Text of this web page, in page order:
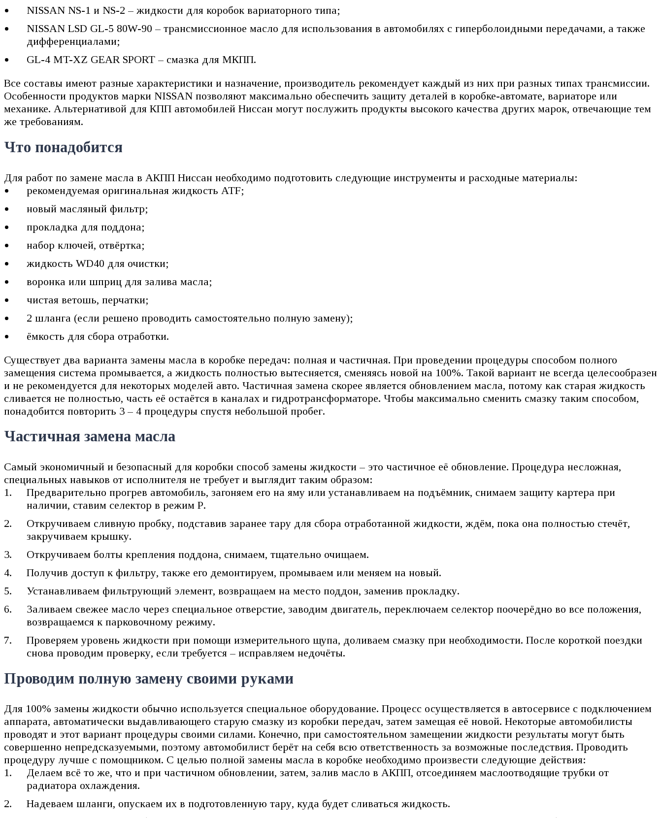
NISSAN NS-1 и NS-2 – жидкости для коробок вариаторного типа;
NISSAN LSD GL-5 80W-90 – трансмиссионное масло для использования в автомобилях с гиперболоидными передачами, а также
дифференциалами;
GL-4 MT-XZ GEAR SPORT – смазка для МКПП.
Все составы имеют разные характеристики и назначение, производитель рекомендует каждый из них при разных типах трансмиссии.
Особенности продуктов марки NISSAN позволяют максимально обеспечить защиту деталей в коробке-автомате, вариаторе или
механике. Альтернативой для КПП автомобилей Ниссан могут послужить продукты высокого качества других марок, отвечающие тем
же требованиям.
Что понадобится
Для работ по замене масла в АКПП Ниссан необходимо подготовить следующие инструменты и расходные материалы:
рекомендуемая оригинальная жидкость ATF;
новый масляный фильтр;
прокладка для поддона;
набор ключей, отвёртка;
жидкость WD40 для очистки;
воронка или шприц для залива масла;
чистая ветошь, перчатки;
2 шланга (если решено проводить самостоятельно полную замену);
ёмкость для сбора отработки.
Существует два варианта замены масла в коробке передач: полная и частичная. При проведении процедуры способом полного
замещения система промывается, а жидкость полностью вытесняется, сменяясь новой на 100%. Такой вариант не всегда целесообразен
и не рекомендуется для некоторых моделей авто. Частичная замена скорее является обновлением масла, потому как старая жидкость
сливается не полностью, часть её остаётся в каналах и гидротрансформаторе. Чтобы максимально сменить смазку таким способом,
понадобится повторить 3 – 4 процедуры спустя небольшой пробег.
Частичная замена масла
Самый экономичный и безопасный для коробки способ замены жидкости – это частичное её обновление. Процедура несложная,
специальных навыков от исполнителя не требует и выглядит таким образом:
Предварительно прогрев автомобиль, загоняем его на яму или устанавливаем на подъёмник, снимаем защиту картера при
наличии, ставим селектор в режим Р.
Откручиваем сливную пробку, подставив заранее тару для сбора отработанной жидкости, ждём, пока она полностью стечёт,
закручиваем крышку.
Откручиваем болты крепления поддона, снимаем, тщательно очищаем.
Получив доступ к фильтру, также его демонтируем, промываем или меняем на новый.
Устанавливаем фильтрующий элемент, возвращаем на место поддон, заменив прокладку.
Заливаем свежее масло через специальное отверстие, заводим двигатель, переключаем селектор поочерёдно во все положения,
возвращаемся к парковочному режиму.
Проверяем уровень жидкости при помощи измерительного щупа, доливаем смазку при необходимости. После короткой поездки
снова проводим проверку, если требуется – исправляем недочёты.
Проводим полную замену своими руками
Для 100% замены жидкости обычно используется специальное оборудование. Процесс осуществляется в автосервисе с подключением
аппарата, автоматически выдавливающего старую смазку из коробки передач, затем замещая её новой. Некоторые автомобилисты
проводят и этот вариант процедуры своими силами. Конечно, при самостоятельном замещении жидкости результаты могут быть
совершенно непредсказуемыми, поэтому автомобилист берёт на себя всю ответственность за возможные последствия. Проводить
процедуру лучше с помощником. С целью полной замены масла в коробке необходимо произвести следующие действия:
Делаем всё то же, что и при частичном обновлении, затем, залив масло в АКПП, отсоединяем маслоотводящие трубки от
радиатора охлаждения.
Надеваем шланги, опускаем их в подготовленную тару, куда будет сливаться жидкость.